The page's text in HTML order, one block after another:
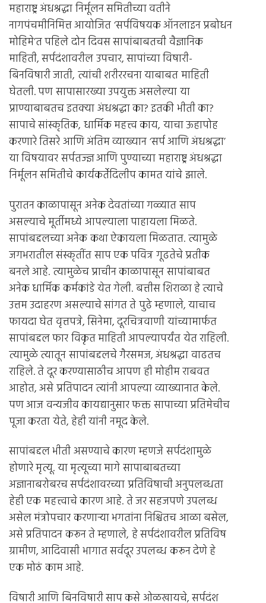
महाराष्ट्र अंधश्रद्धा निर्मूलन समितीच्या वतीने
नागपंचमीनिमित्त आयोजित ‘सर्पविषयक ऑनलाइन प्रबोधन
मोहिमे’त पहिले दोन दिवस सापांबाबतची वैज्ञानिक
माहिती, सर्पदंशावरील उपचार, सापांच्या विषारी-
बिनविषारी जाती, त्यांची शरीररचना याबाबत माहिती
घेतली. पण सापासारख्या उपयुक्त असलेल्या या
प्राण्याबाबतच इतक्या अंधश्रद्धा का? इतकी भीती का?
सापाचे सांस्कृतिक, धार्मिक महत्त्व काय, याचा ऊहापोह
करणारे तिसरे आणि अंतिम व्याख्यान ‘सर्प आणि अंधश्रद्धा’
या विषयावर सर्पतज्ज्ञ आणि पुण्याच्या महाराष्ट्र अंधश्रद्धा
निर्मूलन समितीचे कार्यकर्तेदिलीप कामत यांचे झाले.
पुरातन काळापासून अनेक देवतांच्या गळ्यात साप
असल्याचे मूर्तीमध्ये आपल्याला पाहायला मिळते.
सापांबद्दलच्या अनेक कथा ऐकायला मिळतात. त्यामुळे
जगभरातील संस्कृतींत साप एक पवित्र गूढतेचे प्रतीक
बनले आहे. त्यामुळेच प्राचीन काळापासून सापांबाबत
अनेक धार्मिक कर्मकांडे येत गेली. बत्तीस शिराळा हे त्याचे
उत्तम उदाहरण असल्याचे सांगत ते पुढे म्हणाले, याचाच
फायदा घेत वृत्तपत्रे, सिनेमा, दूरचित्रवाणी यांच्यामार्फत
सापांबद्दल फार विकृत माहिती आपल्यापर्यंत येत राहिली.
त्यामुळे त्यातून सापांबद्दलचे गैरसमज, अंधश्रद्धा वाढतच
राहिले. ते दूर करण्यासाठीच आपण ही मोहीम राबवत
आहोत, असे प्रतिपादन त्यांनी आपल्या व्याख्यानात केले.
पण आज वन्यजीव कायद्यानुसार फक्त सापाच्या प्रतिमेचीच
पूजा करता येते, हेही यांनी नमूद केले.
सापांबद्दल भीती असण्याचे कारण म्हणजे सर्पदंशामुळे
होणारे मृत्यू. या मृत्यूच्या मागे सापाबाबतच्या
अज्ञानाबरोबरच सर्पदंशावरच्या प्रतिविषाची अनुपलब्धता
हेही एक महत्त्वाचे कारण आहे. ते जर सहजपणे उपलब्ध
असेल मंत्रोपचार करणार्‍या भगतांना निश्चितच आळा बसेल,
असे प्रतिपादन करून ते म्हणाले, हे सर्पदंशावरील प्रतिविष
ग्रामीण, आदिवासी भागात सर्वदूर उपलब्ध करून देणे हे
एक मोठं काम आहे.
विषारी आणि बिनविषारी साप कसे ओळखायचे, सर्पदंश